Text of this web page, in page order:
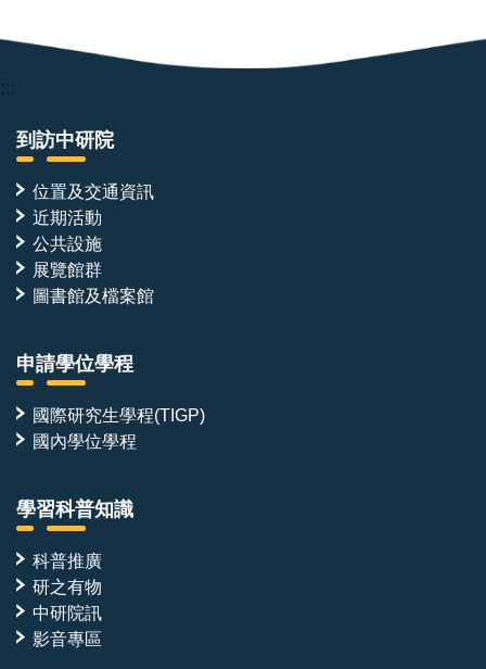
:::
到訪中研院
位置及交通資訊
近期活動
公共設施
展覽館群
圖書館及檔案館
申請學位學程
國際研究生學程(TIGP)
國內學位學程
學習科普知識
科普推廣
研之有物
中研院訊
影音專區